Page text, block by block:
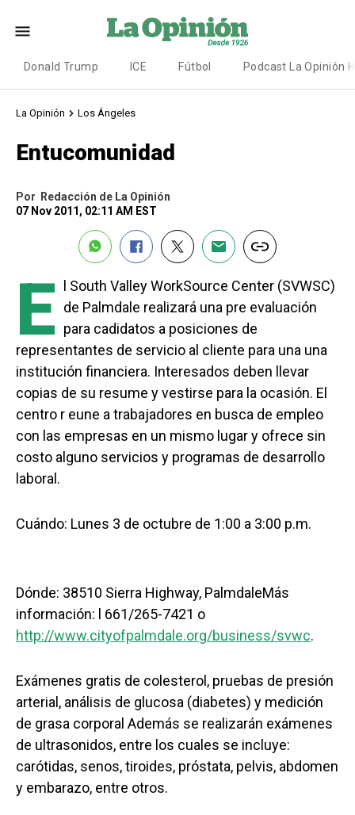
Donald Trump ICE Fútbol Podcast La Opinión
La Opinión Los Ángeles
Entucomunidad
Por
Redacción de La Opinión
07 Nov 2011, 02:11 AM EST
E
l South Valley WorkSource Center (SVWSC)
de Palmdale realizará una pre evaluación
para cadidatos a posiciones de
representantes de servicio al cliente para una una
institución financiera. Interesados deben llevar
copias de su resume y vestirse para la ocasión. El
centro r eune a trabajadores en busca de empleo
con las empresas en un mismo lugar y ofrece sin
costo alguno servicios y programas de desarrollo
laboral.
Cuándo: Lunes 3 de octubre de 1:00 a 3:00 p.m.
Dónde: 38510 Sierra Highway, PalmdaleMás
información: l 661/265-7421 o
http://www.cityofpalmdale.org/business/svwc.
Exámenes gratis de colesterol, pruebas de presión
arterial, análisis de glucosa (diabetes) y medición
de grasa corporal Además se realizarán exámenes
de ultrasonidos, entre los cuales se incluye:
carótidas, senos, tiroides, próstata, pelvis, abdomen
y embarazo, entre otros.